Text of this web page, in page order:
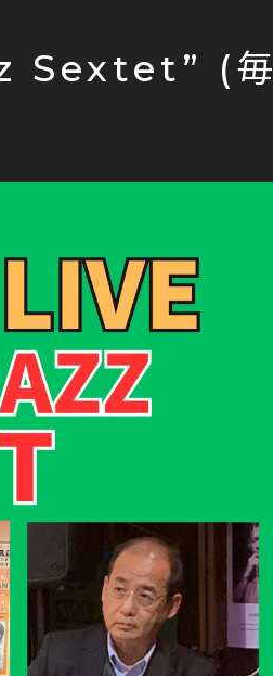
Sextet” (毎